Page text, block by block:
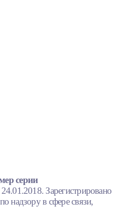
серии
Зарегистрировано
надзору в сфере связи,